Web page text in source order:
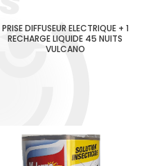
PRISE DIFFUSEUR ELECTRIQUE + 1
RECHARGE LIQUIDE 45 NUITS
VULCANO